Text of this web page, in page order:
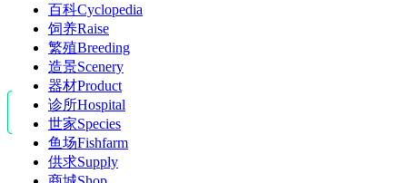
百科Cyclopedia
饲养Raise
繁殖Breeding
造景Scenery
器材Product
诊所Hospital
世家Species
鱼场Fishfarm
供求Supply